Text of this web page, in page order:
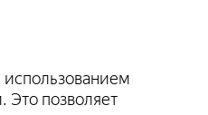
Это позволяет